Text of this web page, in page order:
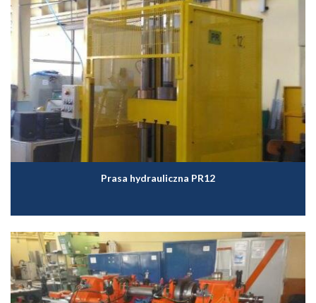
Prasa hydrauliczna PR12